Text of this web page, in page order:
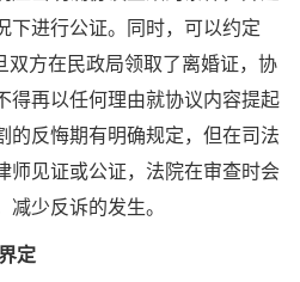
下进行公证。同时，可以约定
双方在民政局领取了离婚证，协
得再以任何理由就协议内容提起
的反悔期有明确规定，但在司法
师见证或公证，法院在审查时会
减少反诉的发生。
定